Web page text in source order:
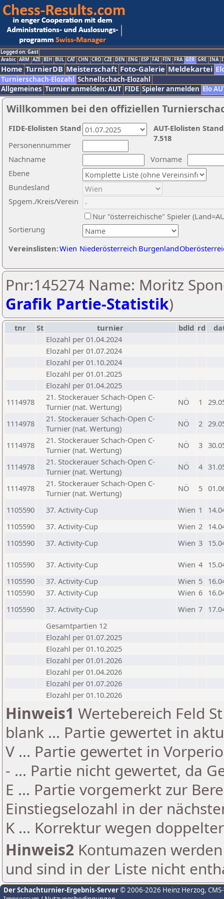
Logged on: Gast
Arabic ARM AZE BIH BUL CAT CHN CRO CZE DEN ENG ESP FAI FIN FRA GER GRE INA
Home TurnierDB Meisterschaft Foto-Galerie Meldekartei
Turnierschach-Elozahl Schnellschach-Elozahl
Allgemeines Turnier anmelden: AUT FIDE Spieler anmelden Elo
Willkommen bei den offiziellen
Nachname
Vorname
Ebene
Sortierung
Personennummer
Bundesland
Spgem./Kreis/Verein
Nur "österreichische" Spieler
Vereinslisten:Wien Niederösterreich Burgenland
AUT-Elolisten
7.518
FIDE-Elolisten Stand
Pnr:145274 Name: Moritz
Grafik Partie-Statistik)
tnr St turnier bdld rd
Elozahl per 01.04.2024
Elozahl per 01.07.2024
Elozahl per 01.10.2024
Elozahl per 01.01.2025
Elozahl per 01.04.2025
1114978
21. Stockerauer Schach-Open C-
Turnier (nat. Wertung)
NÖ 1
1114978
21. Stockerauer Schach-Open C-
Turnier (nat. Wertung)
NÖ 2
1114978
21. Stockerauer Schach-Open C-
Turnier (nat. Wertung)
NÖ 3
1114978
21. Stockerauer Schach-Open C-
Turnier (nat. Wertung)
NÖ 4
1114978
21. Stockerauer Schach-Open C-
Turnier (nat. Wertung)
NÖ 5
1105590 37. Activity-Cup Wien 1
1105590
37. Activity-Cup Wien 2
1105590
37. Activity-Cup Wien 3
1105590 37. Activity-Cup Wien 4
1105590
37. Activity-Cup Wien 5
1105590
37. Activity-Cup Wien 6
1105590
37. Activity-Cup Wien 7
Gesamtpartien 12
Elozahl per 01.07.2025
Elozahl per 01.10.2025
Elozahl per 01.01.2026
Elozahl per 01.04.2026
Elozahl per 01.07.2026
Elozahl per 01.10.2026
Hinweis1 Wertebereich Feld
blank ... Partie gewertet in
V ... Partie gewertet in
- ... Partie nicht gewertet, da
E ... Partie vorgemerkt zur
Einstiegselozahl in der
K ... Korrektur wegen
Hinweis2 Kontumazen
und sind in der Liste nicht
Der Schachturnier-Ergebnis-Server© 2006-2026 Heinz Herzog,